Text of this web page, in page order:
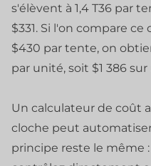
s'élèvent à 1,4 T36 par
$331. Si l'on compare
$430 par tente, on
par unité, soit $1 386
Un calculateur de coût
cloche peut
principe reste le même